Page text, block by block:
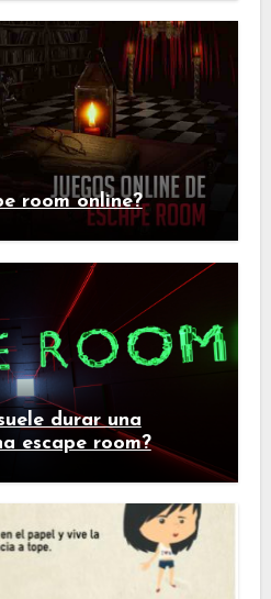
room online?
durar una
escape room?